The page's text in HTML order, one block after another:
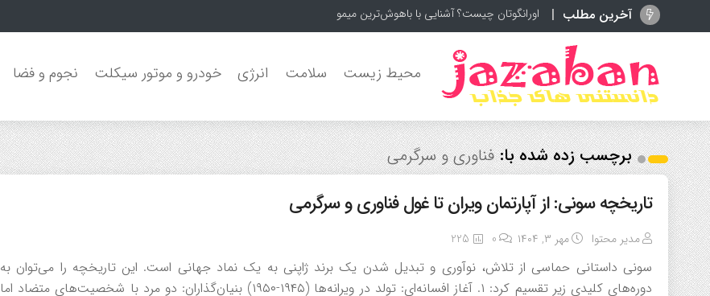
آخرین مطلب اورانگوتان چیست؟ آشنایی با باهوش‌ترین میمون جنگل‌
محیط زیست سلامت انرژی خودرو و موتور سیکلت نجوم و فضا
برچسب زده شده با:فناوری و سرگرمی
تاریخچه سونی: از آپارتمان ویران تا غول فناوری و سرگرمی
مدیر محتوا مهر ۳, ۱۴۰۴ 0
225
سونی داستانی حماسی از تلاش، نوآوری و تبدیل شدن یک برند ژاپنی به یک نماد جهانی است. این تاریخچه را می‌توان به
دوره‌های کلیدی زیر تقسیم کرد: ۱. آغاز افسانه‌ای: تولد در ویرانه‌ها (۱۹۴۵-۱۹۵۰) بنیان‌گذاران: دو مرد با شخصیت‌های متضاد اما